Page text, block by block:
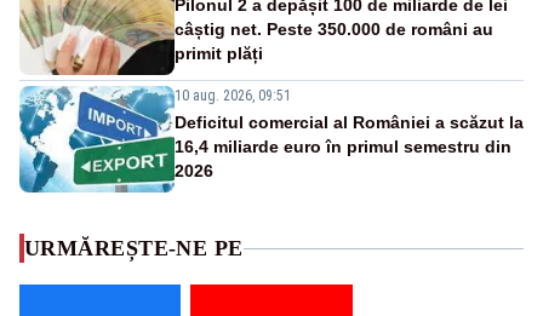
Pilonul 2 a depășit 100 de miliarde de lei
câștig net. Peste 350.000 de români au
primit plăți
10 aug. 2026, 09:51
Deficitul comercial al României a scăzut la
16,4 miliarde euro în primul semestru din
2026
URMĂREȘTE-NE PE